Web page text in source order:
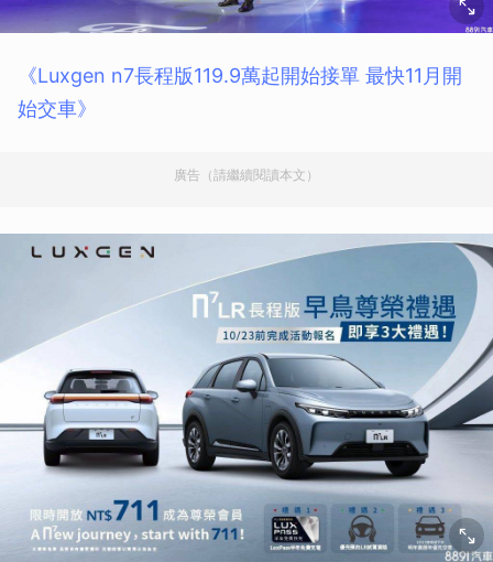
《Luxgen n7長程版119.9萬起開始接單 最快11月開
始交車》
廣告（請繼續閱讀本文）
取消